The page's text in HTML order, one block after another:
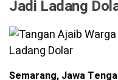
Jadi Ladang
Semarang, Jawa